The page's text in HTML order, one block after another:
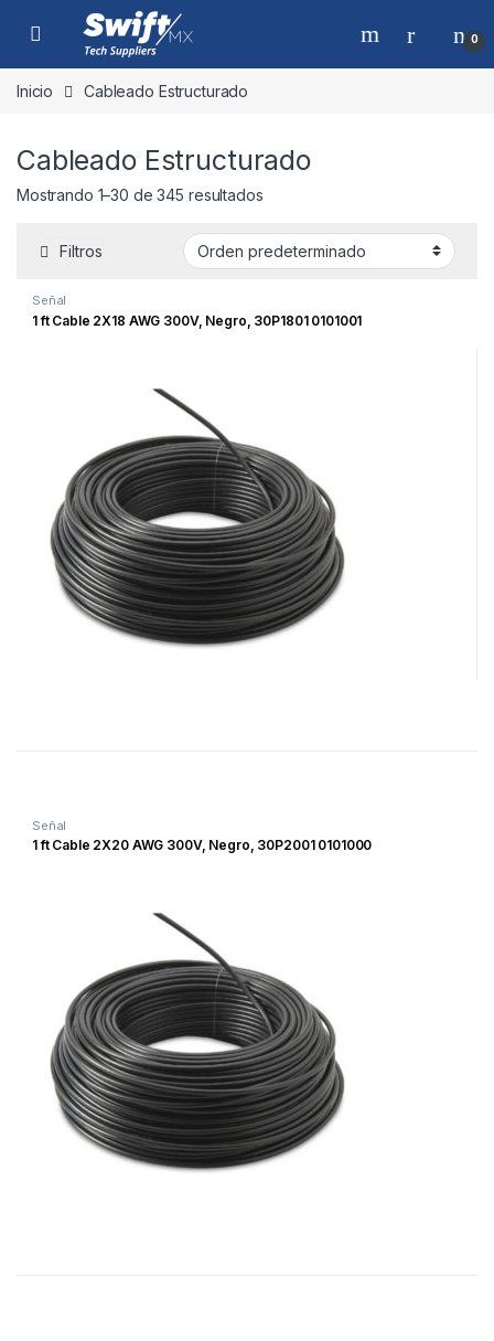
Skip to navigation
Skip to content
0
Inicio Cableado Estructurado
Cableado Estructurado
Mostrando 1–30 de 345 resultados
Filtros
Señal
1 ft Cable 2X18 AWG 300V, Negro, 30P1801 0101001
Señal
1 ft Cable 2X20 AWG 300V, Negro, 30P2001 0101000